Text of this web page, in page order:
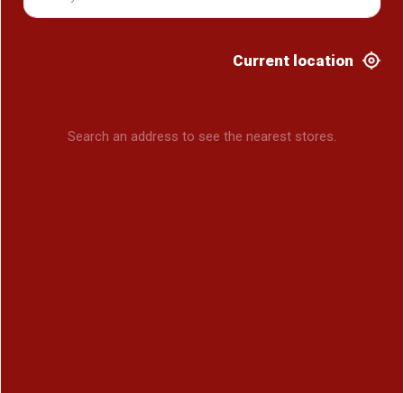
Current location
Search an address to see the nearest stores.